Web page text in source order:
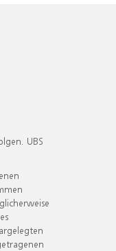
UBS